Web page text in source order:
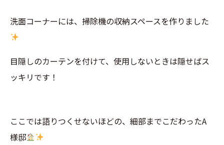
洗面コーナーには、掃除機の収納スペースを作りました
目隠しのカーテンを付けて、使用しないときは隠せばス
ッキリです！
ここでは語りつくせないほどの、細部までこだわったA
様邸